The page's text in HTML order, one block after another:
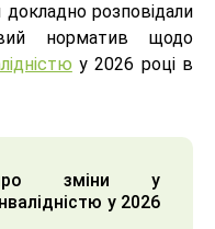
розповідали
норматив щодо
у 2026 році в
зміни у
у 2026